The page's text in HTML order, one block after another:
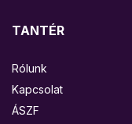
TANTÉR
Rólunk
Kapcsolat
ÁSZF